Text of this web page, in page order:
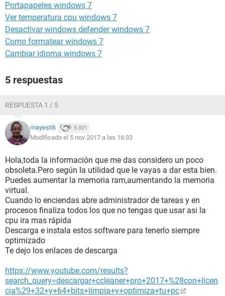
Portapapeles windows 7
Ver temperatura cpu windows 7
Desactivar windows defender windows 7
Como formatear windows 7
Cambiar idioma windows 7
5 respuestas
RESPUESTA 1 / 5
mayestik 5.001
Modificado el 5 nov 2017 a las 16:33
Hola,toda la información que me das considero un poco
obsoleta.Pero según la utilidad que le vayas a dar esta bien.
Puedes aumentar la memoria ram,aumentando la memoria
virtual.
Cuando lo enciendas abre administrador de tareas y en
procesos finaliza todos los que no tengas que usar asi la
cpu ira mas rápida
Descarga e instala estos software para tenerlo siempre
optimizado
Te dejo los enlaces de descarga
https://www.youtube.com/results?
search_query=descargar+ccleaner+pro+2017+%28con+licen
cia%29+32+y+64+bits+limpia+y+optimiza+tu+pc